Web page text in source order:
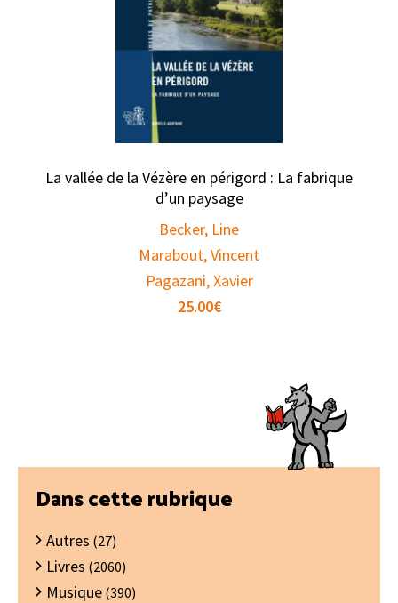
La vallée de la Vézère en périgord : La fabrique
d’un paysage
Becker, Line
Marabout, Vincent
Pagazani, Xavier
25.00€
Barre
latérale
principale
Dans cette rubrique
Autres (27)
Livres (2060)
Musique (390)